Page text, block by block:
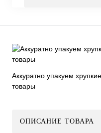
Аккуратно упакуем хрупкие
товары
ОПИСАНИЕ ТОВАРА